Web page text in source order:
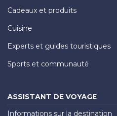
Cadeaux et produits
Cuisine
Experts et guides touristiques
Sports et communauté
ASSISTANT DE VOYAGE
Informations sur la destination